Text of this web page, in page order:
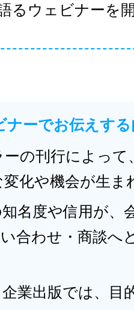
るウェビナーを
ナーでお伝えす
の刊行によって
化や機会が生ま
名度や信用が、
合わせ・商談へ
業出版では、目